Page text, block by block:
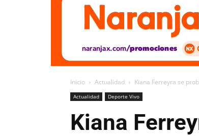
Inicio Actualidad Kiana Ferreyra se
Actualidad Deporte Vivo
Kiana